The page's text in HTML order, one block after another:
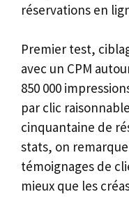
réservations en
Premier test,
avec un CPM
850 000
par clic
cinquantaine de
stats, on
témoignages de
mieux que les